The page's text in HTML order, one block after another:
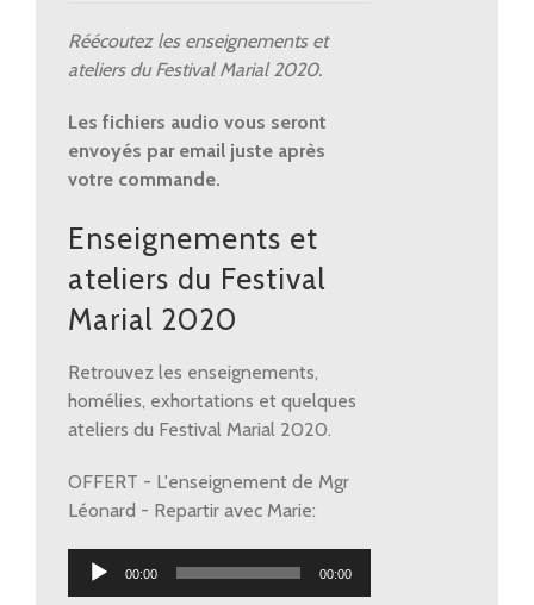
Festival
Marial
quantity
Réécoutez les enseignements et
ateliers du Festival Marial 2020.
Les fichiers audio vous seront
envoyés par email juste après
votre commande.
Enseignements et
ateliers du Festival
Marial 2020
Retrouvez les enseignements,
homélies, exhortations et quelques
ateliers du Festival Marial 2020.
OFFERT - L'enseignement de Mgr
Léonard - Repartir avec Marie:
Lecteur
00:00 00:00